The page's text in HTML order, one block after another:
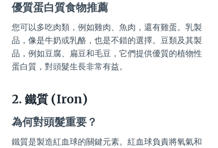
優質蛋白質食物推薦
您可以多吃肉類，例如雞肉、魚肉，還有雞蛋。乳製
品，像是牛奶或乳酪，也是不錯的選擇。豆類及其製
品，例如豆腐、扁豆和毛豆，它們提供優質的植物性
蛋白質，對頭髮生長非常有益。
2. 鐵質 (Iron)
為何對頭髮重要？
鐵質是製造紅血球的關鍵元素。紅血球負責將氧氣和